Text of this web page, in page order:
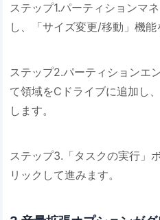
ステップ1.パーティションマ
し、「サイズ変更/移動」機能
ステップ2.パーティションエ
て領域をCドライブに追加し
します。
ステップ3.「タスクの実行」
リックして進みます。